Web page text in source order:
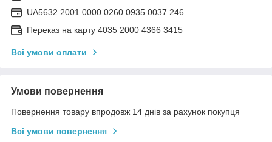
UA5632 2001 0000 0260 0935 0037 246
Переказ на карту 4035 2000 4366 3415
Всі умови оплати
Умови повернення
Повернення товару впродовж 14 днів за рахунок покупця
Всі умови повернення